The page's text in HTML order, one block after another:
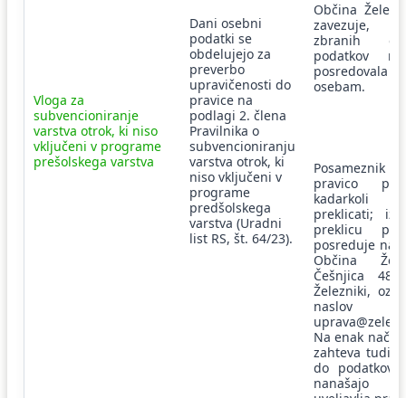
Vloga za
subvencioniranje
varstva otrok, ki niso
vključeni v programe
prešolskega varstva
Dani osebni
podatki se
obdelujejo za
preverbo
upravičenosti do
pravice na
podlagi 2. člena
Pravilnika o
subvencioniranju
varstva otrok, ki
niso vključeni v
programe
predšolskega
varstva (Uradni
list RS, št. 64/23).
Občina
zbranih
podatkov
posredovala
osebam.
pravico
kadarkoli
preklicati;
preklicu
posreduje na
Občina
Češnjica 48,
Železniki, oz.
naslov
Na enak način
zahteva tudi
do podatkov,
nanašajo